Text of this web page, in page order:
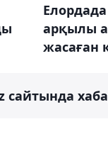
арқылы
жасаған
сайтында